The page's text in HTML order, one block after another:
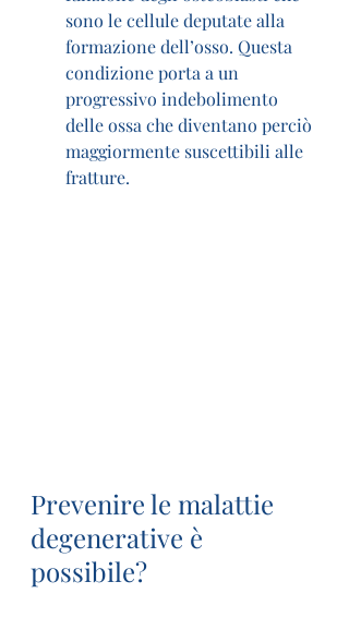
sono le cellule deputate alla
formazione dell’osso. Questa
condizione porta a un
progressivo indebolimento
delle ossa che diventano perciò
maggiormente suscettibili alle
fratture.
Prevenire le malattie
degenerative è
possibile?